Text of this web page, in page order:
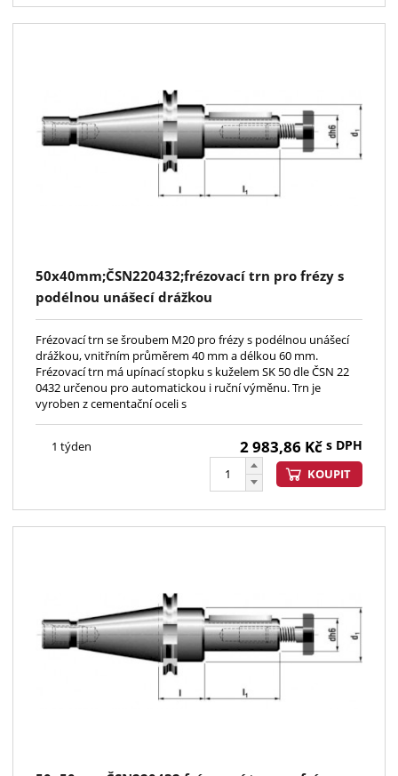
50x40mm;ČSN220432;frézovací trn pro frézy s
podélnou unášecí drážkou
Frézovací trn se šroubem M20 pro frézy s podélnou unášecí
drážkou, vnitřním průměrem 40 mm a délkou 60 mm.
Frézovací trn má upínací stopku s kuželem SK 50 dle ČSN 22
0432 určenou pro automatickou i ruční výměnu. Trn je
vyroben z cementační oceli s
1 týden 2 983,86 Kč s DPH
KOUPIT